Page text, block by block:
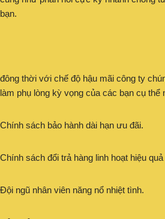
bạn.
đông thời với chế độ hậu mãi công ty
làm phụ lòng kỳ vọng của các bạn cụ thể
Chính sách bảo hành dài hạn ưu đãi.
Chính sách đổi trả hàng linh hoạt hiệu
Đội ngũ nhân viên năng nổ nhiệt tình.